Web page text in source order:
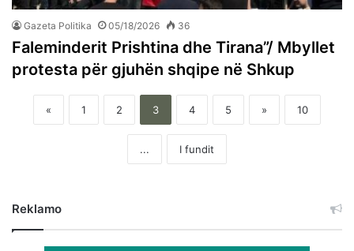
Gazeta Politika 05/18/2026 36
Faleminderit Prishtina dhe Tirana”/ Mbyllet
protesta për gjuhën shqipe në Shkup
« 1 2 3 4 5 » 10
... I fundit
Reklamo